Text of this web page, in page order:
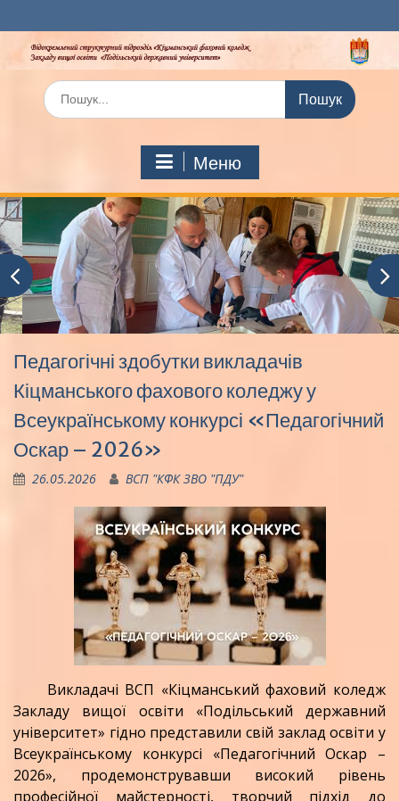
до
вмісту
Шукати:
Меню
Педагогічні здобутки викладачів
Кіцманського фахового коледжу у
Всеукраїнському конкурсі «Педагогічний
Оскар – 2026»
26.05.2026 ВСП "КФК ЗВО "ПДУ"
Викладачі ВСП «Кіцманський фаховий коледж
Закладу вищої освіти «Подільський державний
університет» гідно представили свій заклад освіти у
Всеукраїнському конкурсі «Педагогічний Оскар –
2026», продемонструвавши високий рівень
професійної майстерності, творчий підхід до